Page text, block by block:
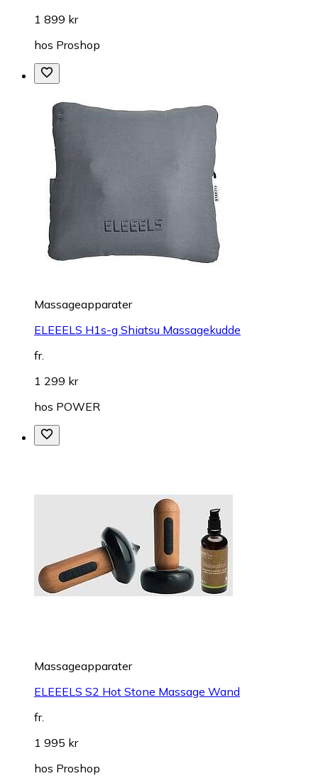
1 899 kr
hos Proshop
Massageapparater
ELEEELS H1s-g Shiatsu Massagekudde
fr.
1 299 kr
hos POWER
Massageapparater
ELEEELS S2 Hot Stone Massage Wand
fr.
1 995 kr
hos Proshop